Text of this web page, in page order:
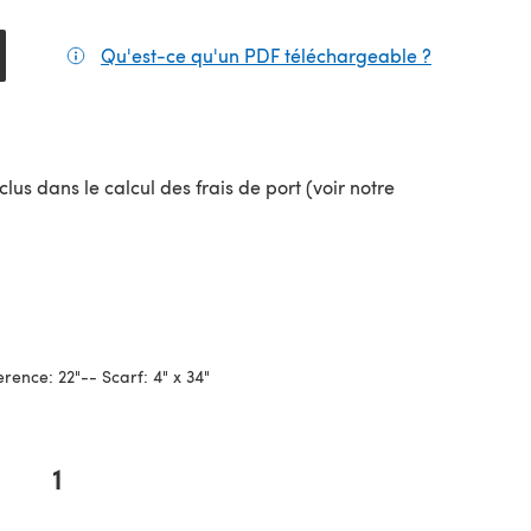
Qu'est-ce qu'un PDF téléchargeable ?
dans le calcul des frais de port (voir notre
22"-- Scarf: 4" x 34"
1